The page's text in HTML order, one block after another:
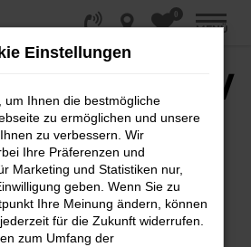
0
MENÜ
NEUWAGEN /
|
NACH
QUALITÄT:
Einstellungen
um Ihnen die bestmögliche
zu ermöglichen und unsere
zu verbessern. Wir
Ihre Präferenzen und
Marketing und Statistiken nur,
geben. Wenn Sie zu
Ihre Meinung ändern, können
für die Zukunft widerrufen.
zum Umfang der